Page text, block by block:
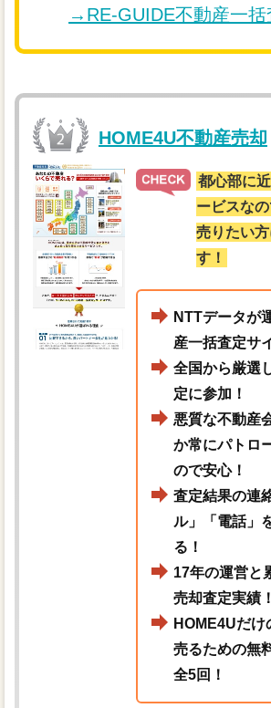
→RE-GUIDE不動産一括
HOME4U不動産売却
都心部に
ービスな
売りたい
す！
NTTデータが
産一括査定サ
全国から厳選
定に参加！
悪質な不動産
か常にパトロ
ので安心！
査定結果の連
ル」「電話」
る！
17年の運営と
売却査定実績！
HOME4Uだけ
売るための無
全5回！